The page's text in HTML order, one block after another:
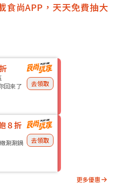
食尚APP，天天免費抽大
回來了
去領取
８折
涮涮鍋
去領取
更多優惠